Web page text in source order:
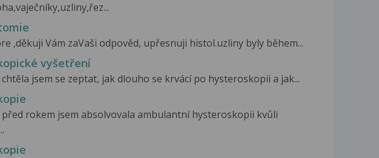
,děkuji Vám zaVaši odpověd, upřesnuji histol.uzliny byly během...
vyšetření
jsem se zeptat, jak dlouho se krvácí po hysteroskopii a jak...
rokem jsem absolvovala ambulantní hysteroskopii kvůli